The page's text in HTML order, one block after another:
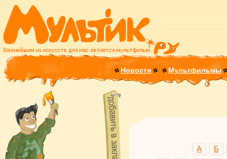
Новости Мультфильмы
А
Б